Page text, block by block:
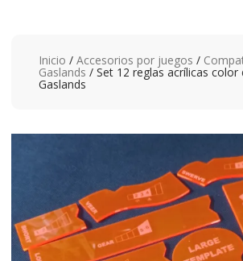
Inicio / Accesorios por juegos /
Gaslands / Set 12 reglas acrílicas color
Gaslands